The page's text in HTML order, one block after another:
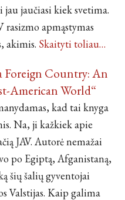
jaučiasi kiek svetima.
rasizmo apmąstymas
akimis. Skaityti toliau…
Foreign Country: An
American World“
kad tai knyga
Na, ji kažkiek apie
JAV. Autorė nemažai
po Egiptą, Afganistaną,
šių šalių gyventojai
Valstijas. Kaip galima